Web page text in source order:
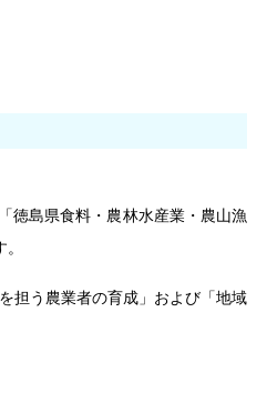
徳島県食料・農林水産業・農山漁
担う農業者の育成」および「地域